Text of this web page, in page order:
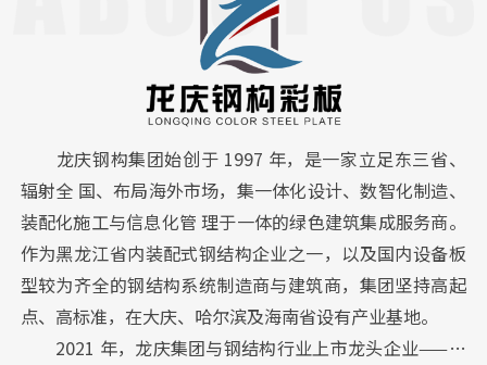
龙庆钢构集团始创于 1997 年，是一家立足东三省、
辐射全 国、布局海外市场，集一体化设计、数智化制造、
装配化施工与信息化管 理于一体的绿色建筑集成服务商。
作为黑龙江省内装配式钢结构企业之一，以及国内设备板
型较为齐全的钢结构系统制造商与建筑商，集团坚持高起
点、高标准，在大庆、哈尔滨及海南省设有产业基地。
2021 年，龙庆集团与钢结构行业上市龙头企业——浙